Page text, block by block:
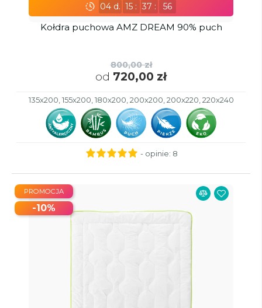
04d. 15 : 37 : 55
Kołdra puchowa AMZ DREAM 90% puch
800,00 zł
od 720,00 zł
135x200, 155x200, 180x200, 200x200, 200x220, 220x240
- opinie: 8
PROMOCJA
-10%